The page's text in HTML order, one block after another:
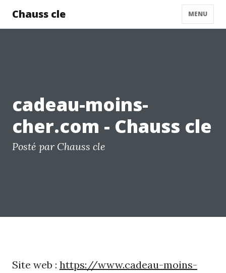
Chauss cle MENU
cadeau-moins-
cher.com - Chauss cle
Posté par Chauss cle
Site web : https://www.cadeau-moins-